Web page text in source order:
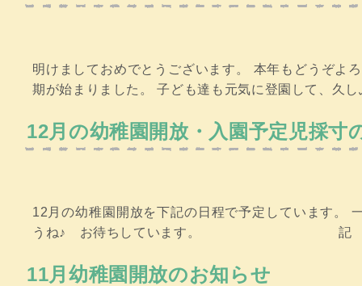
明けましておめでとうございます。 本年もどうぞよ
期が始まりました。 子ども達も元気に登園して、久
12月の幼稚園開放・入園予定児採寸
12月の幼稚園開放を下記の日程で予定しています。
うね♪ お待ちしています。 記 日時：
11月幼稚園開放のお知らせ